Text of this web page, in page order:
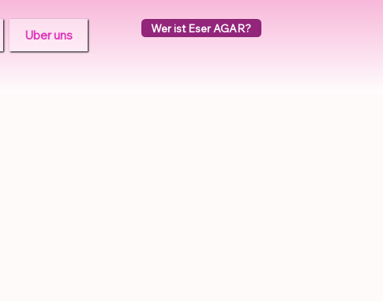
Wer ist Eser AGAR?
Uber uns